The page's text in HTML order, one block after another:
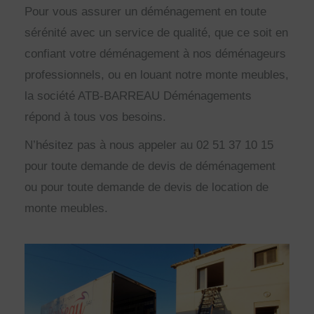
Pour vous assurer un déménagement en toute
sérénité avec un service de qualité, que ce soit en
confiant votre déménagement à nos déménageurs
professionnels, ou en louant notre monte meubles,
la société ATB-BARREAU Déménagements
répond à tous vos besoins.
N’hésitez pas à nous appeler au 02 51 37 10 15
pour toute demande de devis de déménagement
ou pour toute demande de devis de location de
monte meubles.